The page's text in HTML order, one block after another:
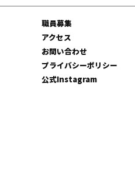
職員募集
アクセス
お問い合わせ
プライバシーポリシー
公式Instagram